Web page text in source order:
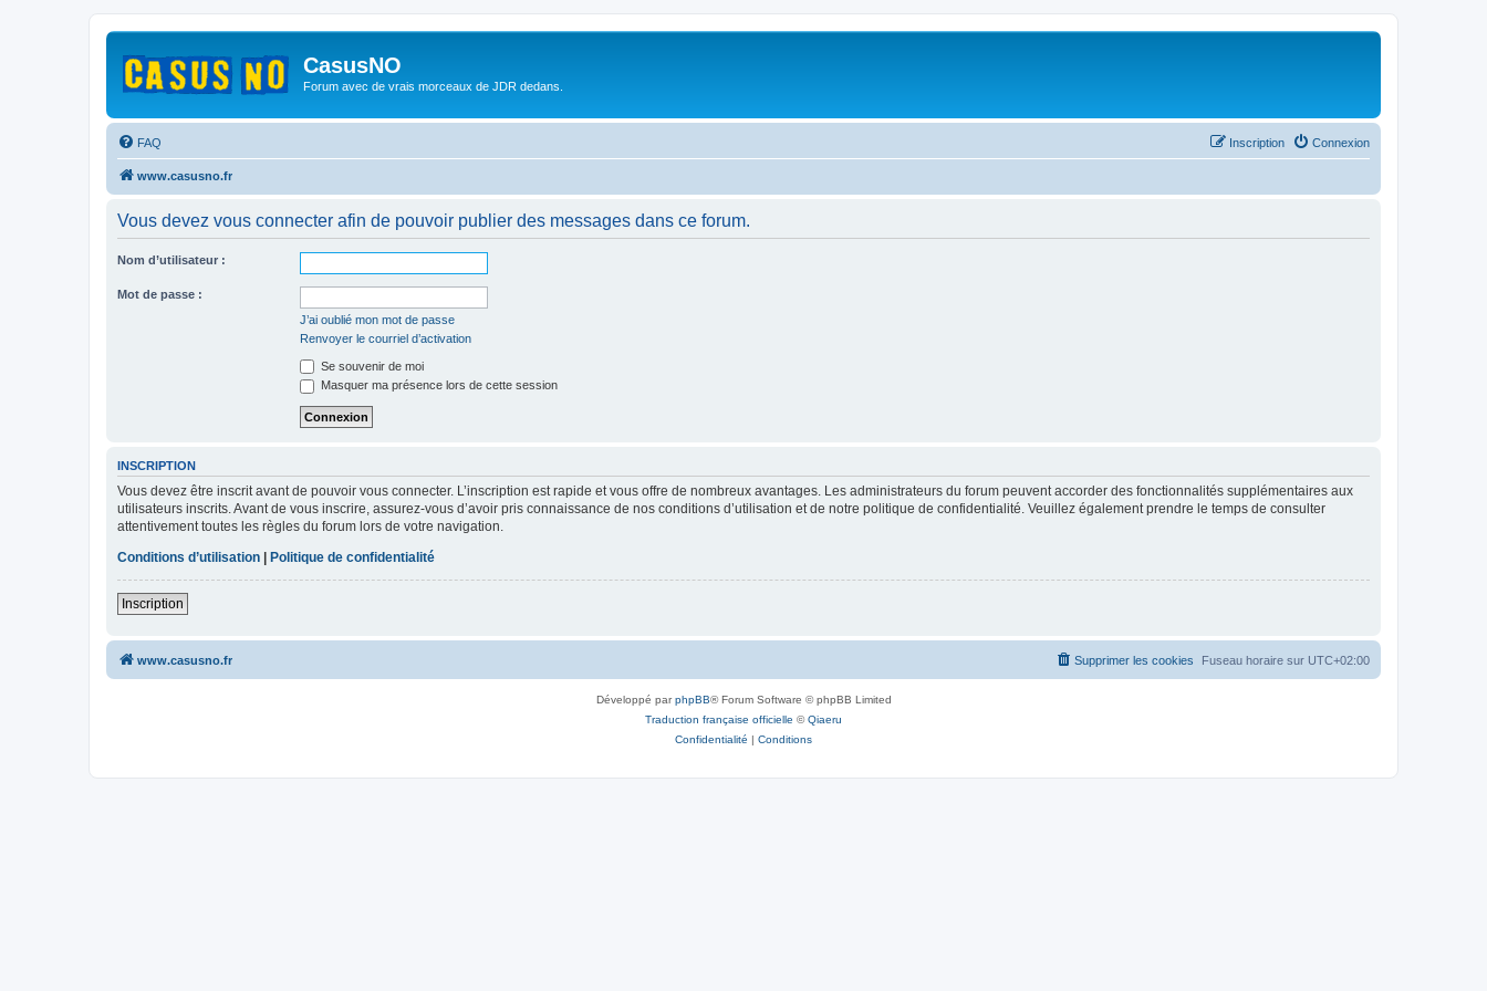
CasusNO
Forum avec de vrais morceaux de JDR dedans.
FAQ Connexion
Inscription
www.casusno.fr
Vous devez vous connecter afin de pouvoir publier des messages dans ce forum.
Nom d’utilisateur :
Mot de passe :
J’ai oublié mon mot de passe
Renvoyer le courriel d’activation
Se souvenir de moi
Masquer ma présence lors de cette session
INSCRIPTION
Vous devez être inscrit avant de pouvoir vous connecter. L’inscription est rapide et vous offre de nombreux avantages. Les administrateurs du forum peuvent accorder des fonctionnalités supplémentaires aux
utilisateurs inscrits. Avant de vous inscrire, assurez-vous d’avoir pris connaissance de nos conditions d’utilisation et de notre politique de confidentialité. Veuillez également prendre le temps de consulter
attentivement toutes les règles du forum lors de votre navigation.
Conditions d’utilisation
Politique de confidentialité
Inscription
www.casusno.fr Fuseau horaire sur UTC+02:00
Supprimer les cookies
Développé parphpBB® Forum Software © phpBB Limited
Traduction française officielle ©Qiaeru
Confidentialité | Conditions